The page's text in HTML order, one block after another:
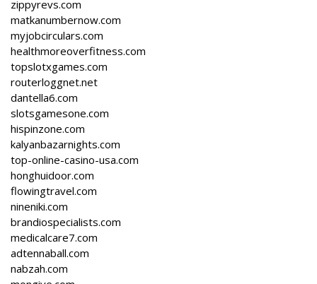
zippyrevs.com
matkanumbernow.com
myjobcirculars.com
healthmoreoverfitness.com
topslotxgames.com
routerloggnet.net
dantella6.com
slotsgamesone.com
hispinzone.com
kalyanbazarnights.com
top-online-casino-usa.com
honghuidoor.com
flowingtravel.com
nineniki.com
brandiospecialists.com
medicalcare7.com
adtennaball.com
nabzah.com